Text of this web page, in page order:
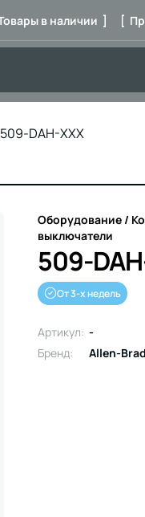
в наличии ] [
509-DAH-XXX
Оборудование /
выключатели
509-
От 3-х недель
Артикул: -
Бренд:
Allen-